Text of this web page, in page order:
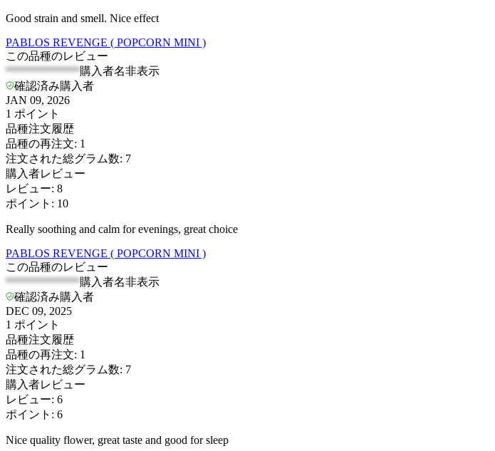
Good strain and smell. Nice effect
PABLOS REVENGE ( POPCORN MINI )
この品種のレビュー
*************購入者名非表示
確認済み購入者
JAN 09, 2026
1 ポイント
品種注文履歴
品種の再注文: 1
注文された総グラム数: 7
購入者レビュー
レビュー: 8
ポイント : 10
Really soothing and calm for evenings, great choice
PABLOS REVENGE ( POPCORN MINI )
この品種のレビュー
*************購入者名非表示
確認済み購入者
DEC 09, 2025
1 ポイント
品種注文履歴
品種の再注文: 1
注文された総グラム数: 7
購入者レビュー
レビュー: 6
ポイント : 6
Nice quality flower, great taste and good for sleep